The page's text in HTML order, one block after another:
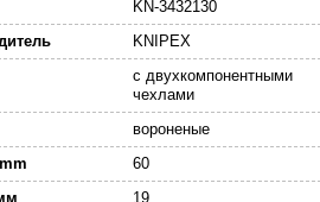
KN-3432130
KNIPEX
с двухкомпонентными
чехлами
вороненые
60
19